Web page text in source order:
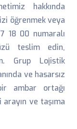
hakkında
öğrenmek veya
18 00 numaralı
teslim edin,
Grup Lojistik
ve hasarsız
ambar ortağı
ve taşıma